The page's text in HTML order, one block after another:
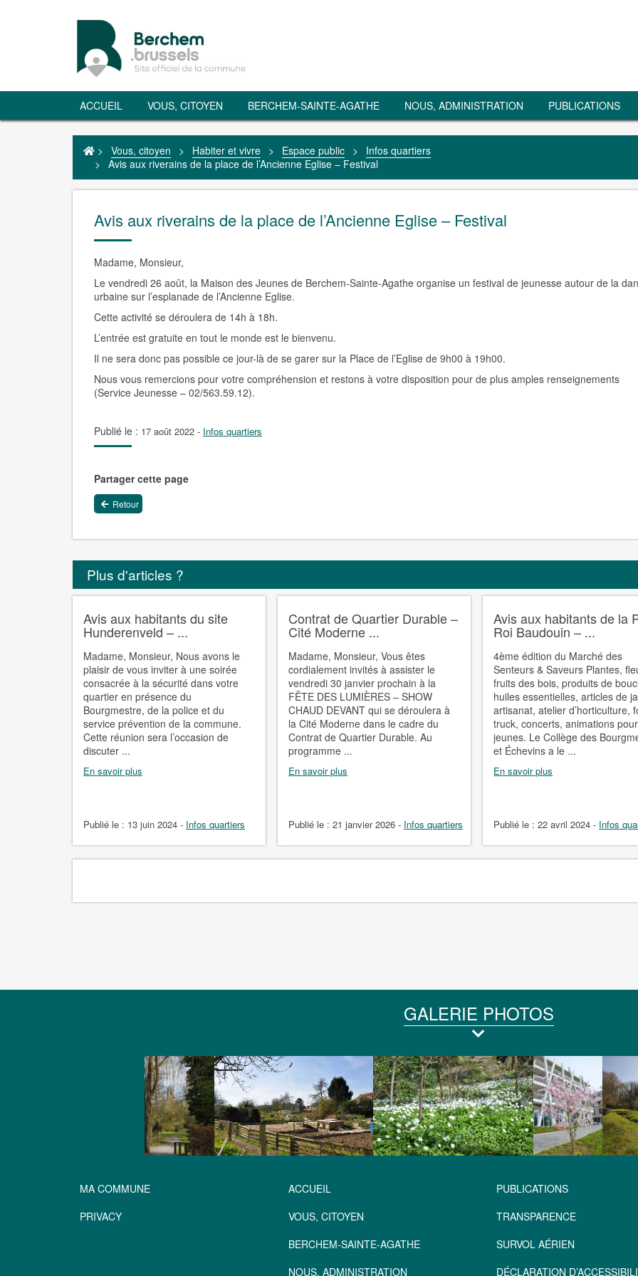
ACCUEIL VOUS, CITOYEN BERCHEM-SAINTE-AGATHE NOUS, ADMINISTRATION PUBLICATIONS
> Vous, citoyen > Habiter et vivre > Espace public >
Infos quartiers
> Avis aux riverains de la place de l’Ancienne Eglise – Festival
Avis aux riverains de la place de l’Ancienne Eglise – Festival
Madame, Monsieur,
Le vendredi 26 août, la Maison des Jeunes de Berchem-Sainte-Agathe organise un festival de jeunesse autour de la
urbaine sur l’esplanade de l’Ancienne Eglise.
Cette activité se déroulera de 14h à 18h.
L’entrée est gratuite en tout le monde est le bienvenu.
Il ne sera donc pas possible ce jour-là de se garer sur la Place de l’Eglise de 9h00 à 19h00.
Nous vous remercions pour votre compréhension et restons à votre disposition pour de plus amples renseignements
(Service Jeunesse – 02/563.59.12).
Publié le : 17 août 2022 - Infos quartiers
Partager cette page
Retour
Plus d'articles ?
Avis aux habitants du site
Hunderenveld – ...
Madame, Monsieur, Nous avons le
plaisir de vous inviter à une soirée
consacrée à la sécurité dans votre
quartier en présence du
Bourgmestre, de la police et du
service prévention de la commune.
Cette réunion sera l’occasion de
discuter ...
En savoir plus
Publié le : 13 juin 2024 - Infos quartiers
Contrat de Quartier Durable –
Cité Moderne ...
Madame, Monsieur, Vous êtes
cordialement invités à assister le
vendredi 30 janvier prochain à la
FÊTE DES LUMIÈRES – SHOW
CHAUD DEVANT qui se déroulera à
la Cité Moderne dans le cadre du
Contrat de Quartier Durable. Au
programme ...
En savoir plus
Publié le :21 janvier 2026 - Infos quartiers
Avis aux habitants de la
Roi Baudouin – ...
4ème édition du Marché des
Senteurs & Saveurs Plantes,
fruits des bois, produits de
huiles essentielles, articles de
artisanat, atelier d’horticulture,
truck, concerts, animations
jeunes. Le Collège des
et Échevins a le ...
En savoir plus
Publié le :22 avril 2024 - Infos
GALERIE PHOTOS
MA COMMUNE
PRIVACY
ACCUEIL
VOUS, CITOYEN
BERCHEM-SAINTE-AGATHE
NOUS, ADMINISTRATION
PUBLICATIONS
TRANSPARENCE
SURVOL AÉRIEN
DÉCLARATION